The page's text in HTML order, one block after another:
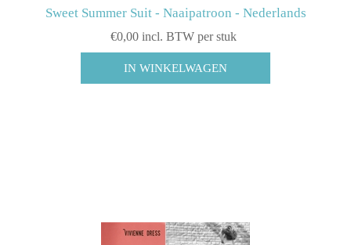
Sweet Summer Suit - Naaipatroon - Nederlands
€0,00 incl. BTW per stuk